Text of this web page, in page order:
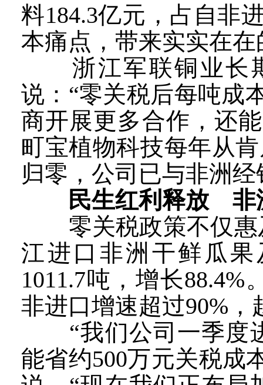
料184.3亿元，占自非
本痛点，带来实实在在
浙江军联铜业长期
说：“零关税后每吨成
商开展更多合作，还
町宝植物科技每年从
归零，公司已与非洲
民生红利释放 非
零关税政策不仅惠
江进口非洲干鲜瓜果
1011.7吨，增长
非进口增速超过90%
“我们公司一季度进
能省约500万元关税成